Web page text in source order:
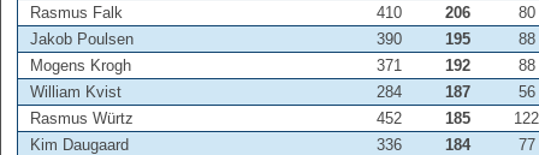
Rasmus Falk
410 206
80
Jakob Poulsen
390 195
88
Mogens Krogh
371 192
88
William Kvist
284 187
56
Rasmus Würtz
452 185
122
Kim Daugaard
336 184
77